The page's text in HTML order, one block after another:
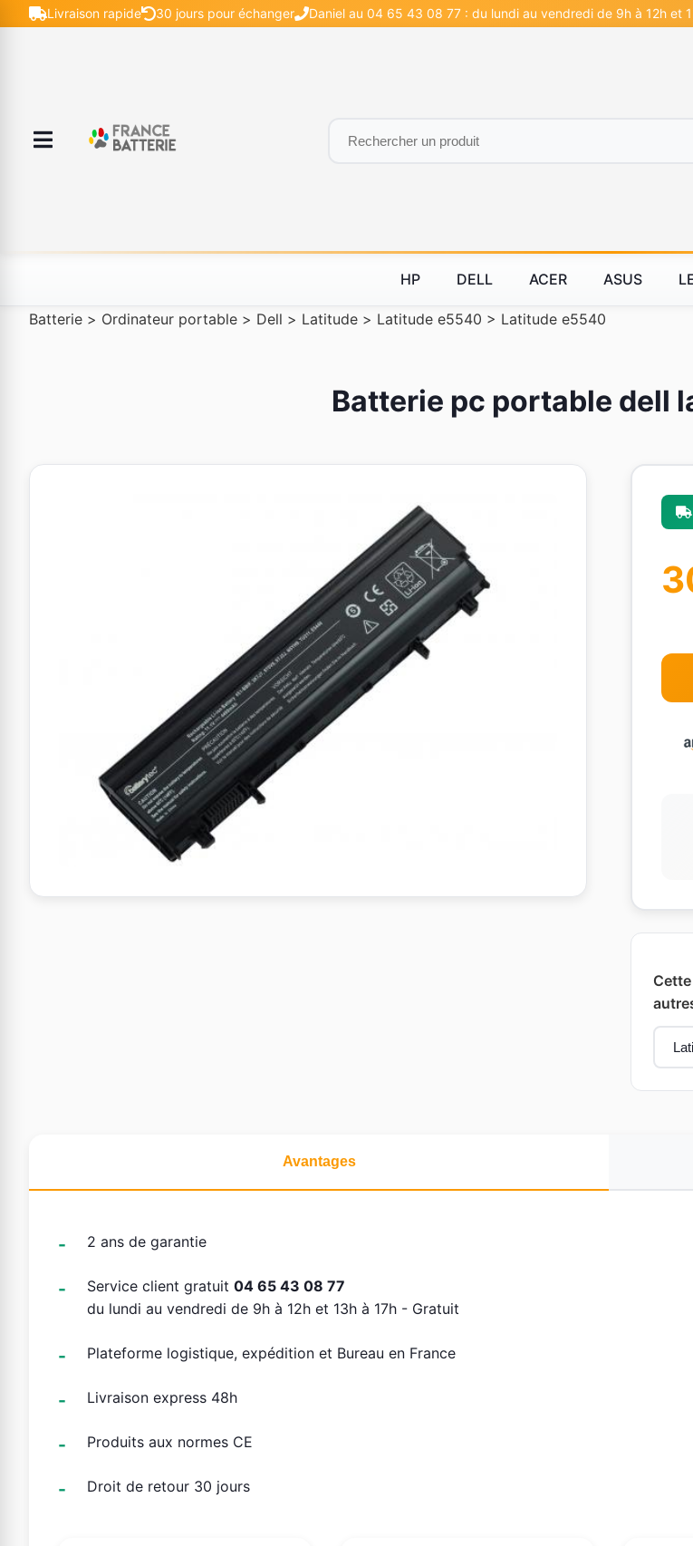
Livraison rapide 30 jours pour échanger Daniel au 04 65 43 08 77 : du lundi au vendredi de 9h à 12h et
HP DELL ACER ASUS
Batterie > Ordinateur portable > Dell > Latitude > Latitude e5540 > Latitude e5540
Batterie pc portable dell
Avantages
2 ans de garantie
Service client gratuit 04 65 43 08 77
du lundi au vendredi de 9h à 12h et 13h à 17h - Gratuit
Plateforme logistique, expédition et Bureau en France
Livraison express 48h
Produits aux normes CE
Droit de retour 30 jours